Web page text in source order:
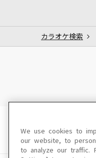
カラオケ検索
We use cookies to
our website, to
to analyze our traffic.